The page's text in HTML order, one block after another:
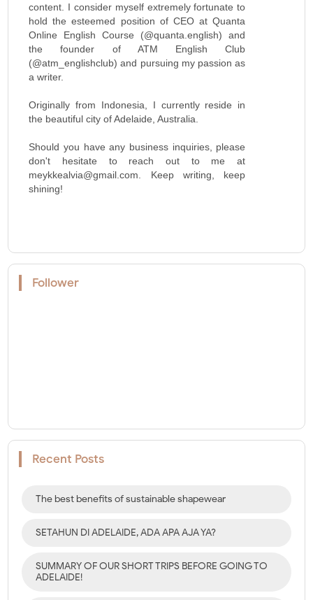
content. I consider myself extremely fortunate to
hold the esteemed position of CEO at Quanta
Online English Course (@quanta.english) and
the founder of ATM English Club
(@atm_englishclub) and pursuing my passion as
a writer.
Originally from Indonesia, I currently reside in
the beautiful city of Adelaide, Australia.
Should you have any business inquiries, please
don't hesitate to reach out to me at
meykkealvia@gmail.com. Keep writing, keep
shining!
Follower
Recent Posts
The best benefits of sustainable shapewear
SETAHUN DI ADELAIDE, ADA APA AJA YA?
SUMMARY OF OUR SHORT TRIPS BEFORE GOING TO
ADELAIDE!